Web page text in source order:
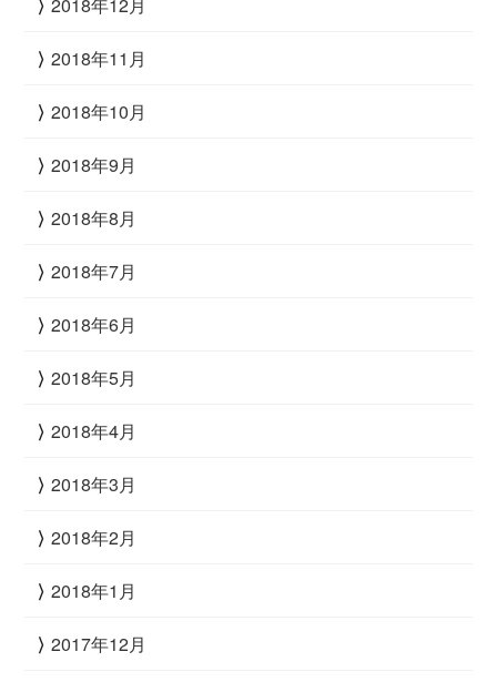
2018年11月
2018年10月
2018年9月
2018年8月
2018年7月
2018年6月
2018年5月
2018年4月
2018年3月
2018年2月
2018年1月
2017年12月